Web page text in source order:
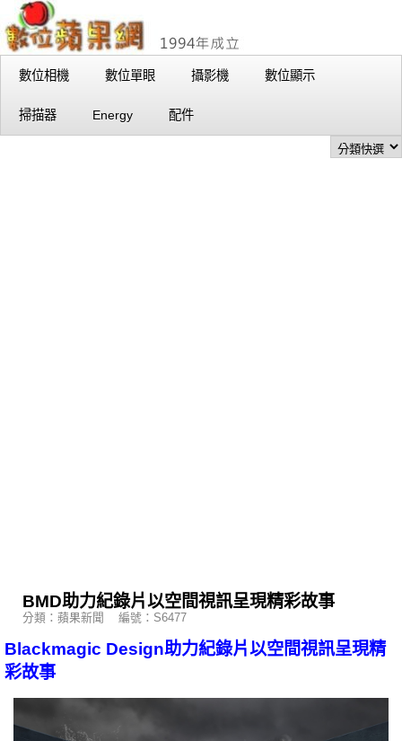
數位相機 數位單眼 攝影機 數位顯示
掃描器 Energy 配件
BMD助力紀錄片以空間視訊呈現精彩故事
分類：蘋果新聞 編號：S6477
Blackmagic Design助力紀錄片以空間視訊呈現精
彩故事